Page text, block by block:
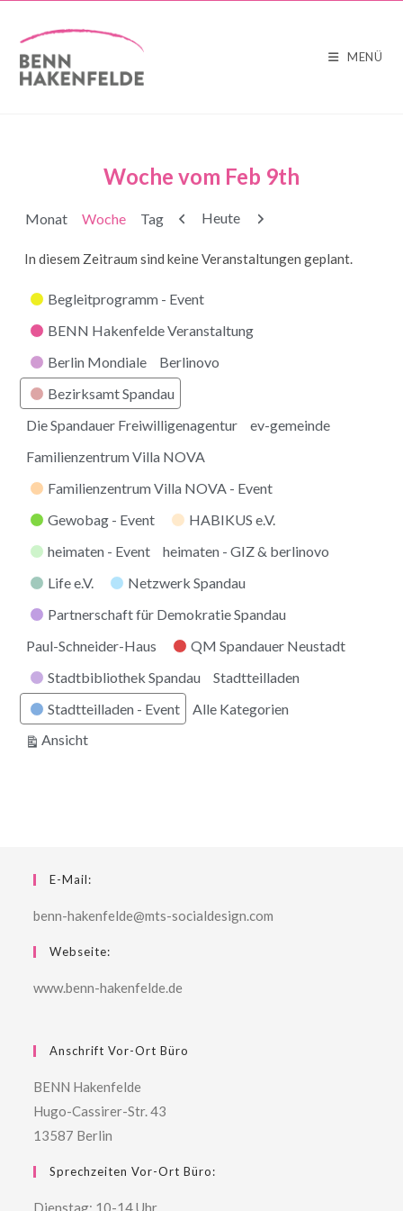
MENÜ
Woche vom Feb 9th
Monat Woche Tag Zurück
Heute Weiter
In diesem Zeitraum sind keine Veranstaltungen geplant.
Kategorien
Begleitprogramm - Event
BENN Hakenfelde Veranstaltung
Berlin Mondiale
Berlinovo
Bezirksamt Spandau
Die Spandauer Freiwilligenagentur
ev-gemeinde
Familienzentrum Villa NOVA
Familienzentrum Villa NOVA - Event
Gewobag - Event
HABIKUS e.V.
heimaten - Event
heimaten - GIZ & berlinovo
Life e.V.
Netzwerk Spandau
Partnerschaft für Demokratie Spandau
Paul-Schneider-Haus
QM Spandauer Neustadt
Stadtbibliothek Spandau
Stadtteilladen
Stadtteilladen - Event
Alle Kategorien
Ansichtausdrucken
E-Mail:
benn-hakenfelde@mts-socialdesign.com
Webseite:
www.benn-hakenfelde.de
Anschrift Vor-Ort Büro
BENN Hakenfelde
Hugo-Cassirer-Str. 43
13587 Berlin
Sprechzeiten Vor-Ort Büro:
Dienstag: 10-14 Uhr